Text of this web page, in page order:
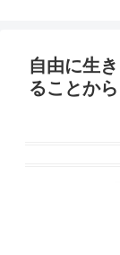
自由に生
ることか